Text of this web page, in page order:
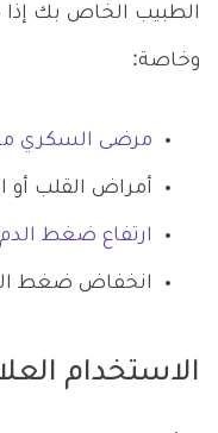
الطبيب الخاص بك
وخاصة:
مرضى السكري من
أمراض القلب أو
ارتفاع ضغط
انخفاض ضغط
الاستخدام